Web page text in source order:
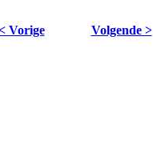
Vorige Volgende >